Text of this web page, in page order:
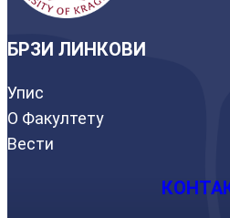
БРЗИ ЛИНКОВИ
Упис
О Факултету
Вести